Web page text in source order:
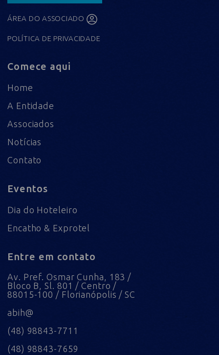
ÁREA DO ASSOCIADO
POLÍTICA DE PRIVACIDADE
Comece aqui
Home
A Entidade
Associados
Notícias
Contato
Eventos
Dia do Hoteleiro
Encatho & Exprotel
Entre em contato
Av. Pref. Osmar Cunha, 183 /
Bloco B, Sl. 801 / Centro /
88015-100 / Florianópolis / SC
abih@
(48) 98843-7711
(48) 98843-7659